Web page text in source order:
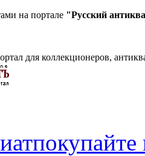
на портале "Русский
для коллекционеров,
покупайте